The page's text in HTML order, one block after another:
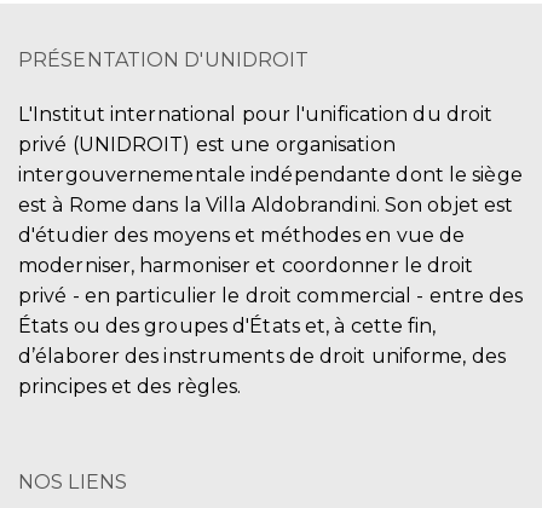
PRÉSENTATION D'UNIDROIT
L'Institut international pour l'unification du droit
privé (UNIDROIT) est une organisation
intergouvernementale indépendante dont le siège
est à Rome dans la Villa Aldobrandini. Son objet est
d'étudier des moyens et méthodes en vue de
moderniser, harmoniser et coordonner le droit
privé - en particulier le droit commercial - entre des
États ou des groupes d'États et, à cette fin,
d’élaborer des instruments de droit uniforme, des
principes et des règles.
NOS LIENS